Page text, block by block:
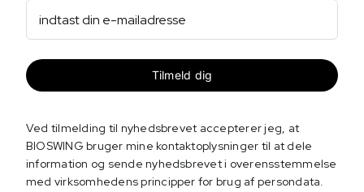
Ved tilmelding til nyhedsbrevet accepterer jeg, at
BIOSWING bruger mine kontaktoplysninger til at dele
information og sende nyhedsbrevet i overensstemmelse
med virksomhedens principper for brug af persondata.